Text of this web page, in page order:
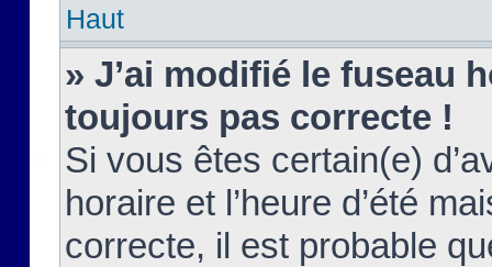
Haut
» J’ai modifié le fuseau
toujours pas correcte !
Si vous êtes certain(e)
horaire et l’heure d’été
correcte, il est probable